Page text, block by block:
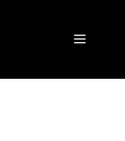
Valikko